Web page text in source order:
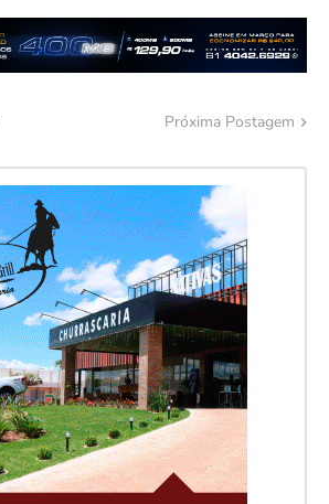
Próxima Postagem